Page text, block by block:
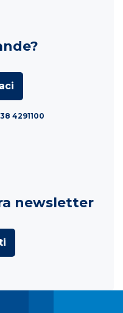
4291100
newsletter